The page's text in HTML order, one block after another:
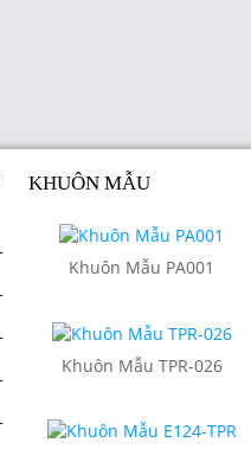
KHUÔN MẪU
Khuôn Mẫu PA001
Khuôn Mẫu TPR-026